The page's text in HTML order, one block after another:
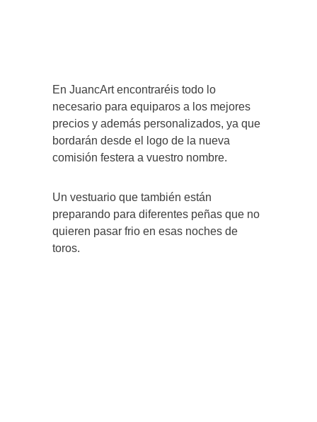
En JuancArt encontraréis todo lo
necesario para equiparos a los mejores
precios y además personalizados, ya que
bordarán desde el logo de la nueva
comisión festera a vuestro nombre.
Un vestuario que también están
preparando para diferentes peñas que no
quieren pasar frio en esas noches de
toros.